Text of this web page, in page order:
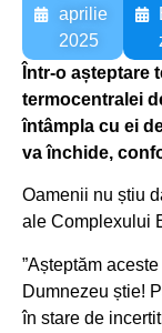
aprilie
2025
Într-o așteptare
termocentralei
întâmpla cu ei
va închide,
Oamenii nu știu
ale Complexului
”Așteptăm
Dumnezeu știe!
în stare de